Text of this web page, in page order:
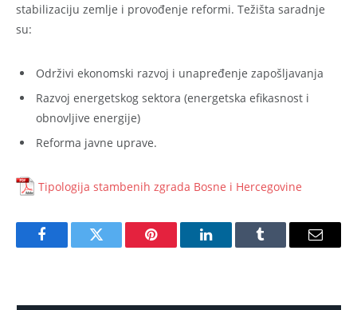
stabilizaciju zemlje i provođenje reformi. Težišta saradnje
su:
Održivi ekonomski razvoj i unapređenje zapošljavanja
Razvoj energetskog sektora (energetska efikasnost i
obnovljive energije)
Reforma javne uprave.
Tipologija stambenih zgrada Bosne i Hercegovine
FacebookTwitter Pinterest LinkedInTumblr Email